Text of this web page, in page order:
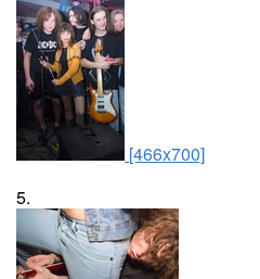
[466x700]
5.